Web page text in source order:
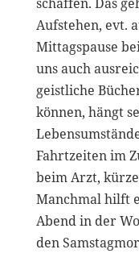
Aufstehen, evt.
Mittagspause
uns auch
geistliche
können, hängt
Fahrtzeiten im
beim Arzt,
Manchmal hilft
Abend in der
den